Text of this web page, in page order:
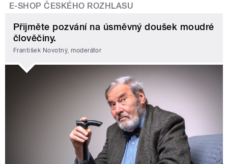
E-SHOP ČESKÉHO ROZHLASU
Přijměte pozvání na úsměvný doušek moudré
člověčiny.
František Novotný, moderátor